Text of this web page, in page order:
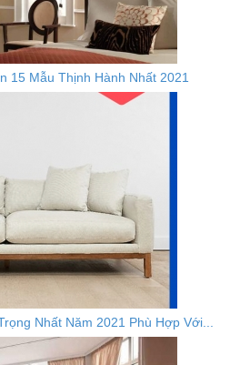
15 Mẫu Thịnh Hành Nhất 2021
Nhất Năm 2021 Phù Hợp Với...